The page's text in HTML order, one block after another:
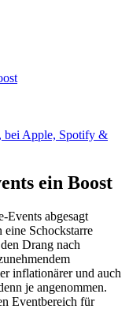
bei Apple, Spotify &
ein Boost
abgesagt
Schockstarre
Drang nach
inflationärer und auch
je angenommen.
Eventbereich für